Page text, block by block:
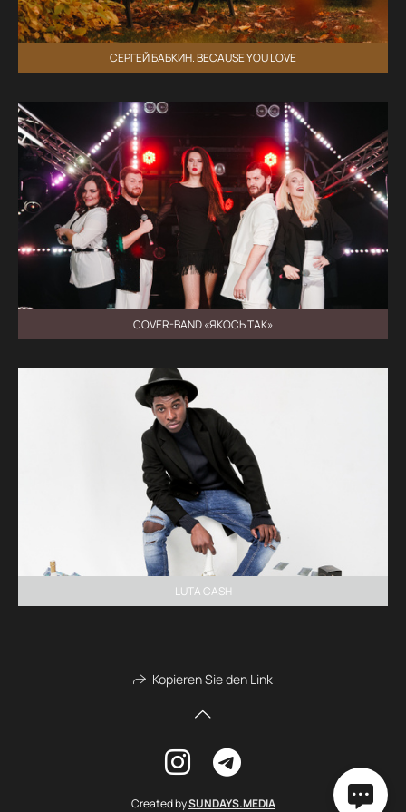
СЕРГЕЙ БАБКИН. BECAUSE YOU LOVE
COVER-BAND «ЯКОСЬ ТАК»
LUTA CASH
Kopieren Sie den Link
Created bySUNDAYS.MEDIA